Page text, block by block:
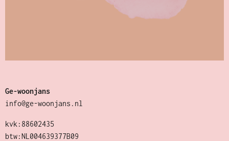
Ge-woonjans
info@ge-woonjans.nl
kvk:88602435
btw:NL004639377B09